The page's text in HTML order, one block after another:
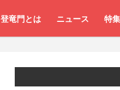
登竜門とは ニュース 特集